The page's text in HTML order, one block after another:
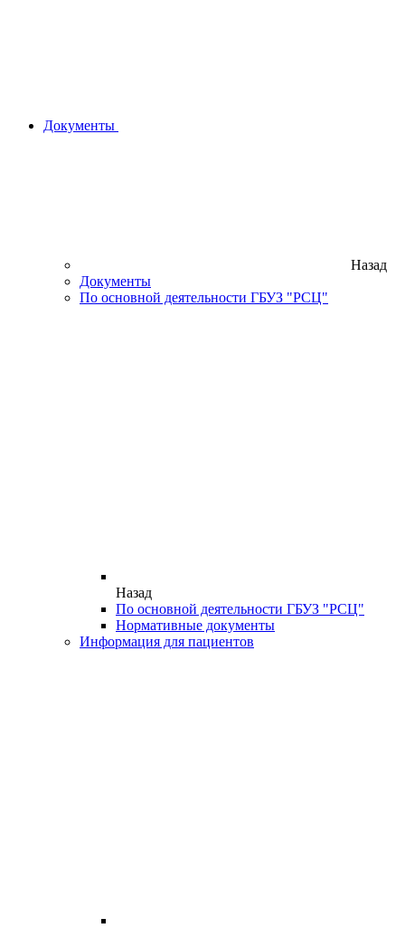
Документы
Назад
Документы
По основной деятельности ГБУЗ "РСЦ"
Назад
По основной деятельности ГБУЗ "РСЦ"
Нормативные документы
Информация для пациентов